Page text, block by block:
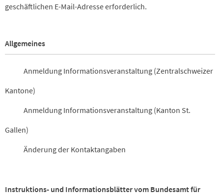
geschäftlichen E-Mail-Adresse erforderlich.
Allgemeines
Anmeldung Informationsveranstaltung (Zentralschweizer
Kantone)
Anmeldung Informationsveranstaltung (Kanton St.
Gallen)
Änderung der Kontaktangaben
Instruktions- und Informationsblätter vom Bundesamt für